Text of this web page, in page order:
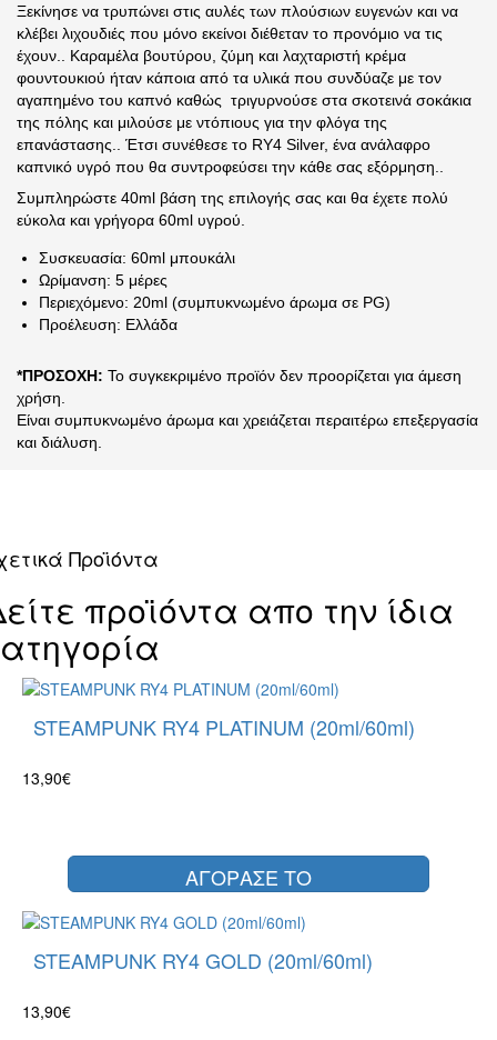
Ξεκίνησε να τρυπώνει στις αυλές των πλούσιων ευγενών και να
κλέβει λιχουδιές που μόνο εκείνοι διέθεταν το προνόμιο να τις
έχουν.. Καραμέλα βουτύρου, ζύμη και λαχταριστή κρέμα
φουντουκιού ήταν κάποια από τα υλικά που συνδύαζε με τον
αγαπημένο του καπνό καθώς τριγυρνούσε στα σκοτεινά σοκάκια
της πόλης και μιλούσε με ντόπιους για την φλόγα της
επανάστασης.. Έτσι συνέθεσε το RY4 Silver, ένα ανάλαφρο
καπνικό υγρό που θα συντροφεύσει την κάθε σας εξόρμηση..
Συμπληρώστε 40ml βάση της επιλογής σας και θα έχετε πολύ
εύκολα και γρήγορα 60ml υγρού.
Συσκευασία: 60ml μπουκάλι
Ωρίμανση: 5 μέρες
Περιεχόμενο: 20ml (συμπυκνωμένο άρωμα σε PG)
Προέλευση: Ελλάδα
*ΠΡΟΣΟΧΗ: Το συγκεκριμένο προϊόν δεν προορίζεται για άμεση
χρήση.
Είναι συμπυκνωμένο άρωμα και χρειάζεται περαιτέρω επεξεργασία
και διάλυση.
Προϊόντα
προϊόντα απο την ίδια
STEAMPUNK RY4 PLATINUM (20ml/60ml)
13,90€
ΑΓΟΡΑΣΕ ΤΟ
STEAMPUNK RY4 GOLD (20ml/60ml)
13,90€